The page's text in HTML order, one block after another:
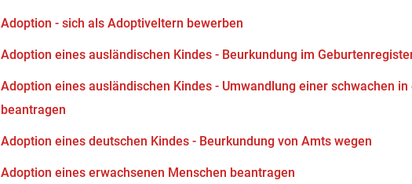
Adoption - sich als Adoptiveltern bewerben
Adoption eines ausländischen Kindes - Beurkundung im
Adoption eines ausländischen Kindes - Umwandlung einer schwachen
beantragen
Adoption eines deutschen Kindes - Beurkundung von Amts wegen
Adoption eines erwachsenen Menschen beantragen